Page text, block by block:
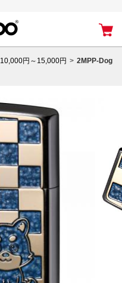
10,000円～15,000円
2MPP-Dog